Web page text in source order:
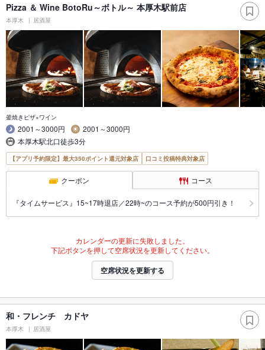
Pizza ＆ Wine BotoRu～ボトル～ 本厚木駅前店
本厚木 居酒屋
釜焼きピザ×ワイン
2001～3000円
2001～3000円
本厚木駅北口徒歩3分
【アプリ予約限定】最大350ポイント還元対象店 口コミ投稿特典対象店
クーポン コース
『タイムサービス』15~17時退店／22時~のコース予約が500円引き！
カレンダーの更新に失敗しました。
下記ボタンを押して空席状況を更新してください。
空席状況を更新する
和・フレンチ カドヤ
本厚木 居酒屋